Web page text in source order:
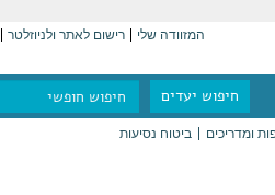
המזוודה שלי רישום לאתר ולניוזלטר
חיפוש יעדים
ומדריכים ביטוח נסיעות